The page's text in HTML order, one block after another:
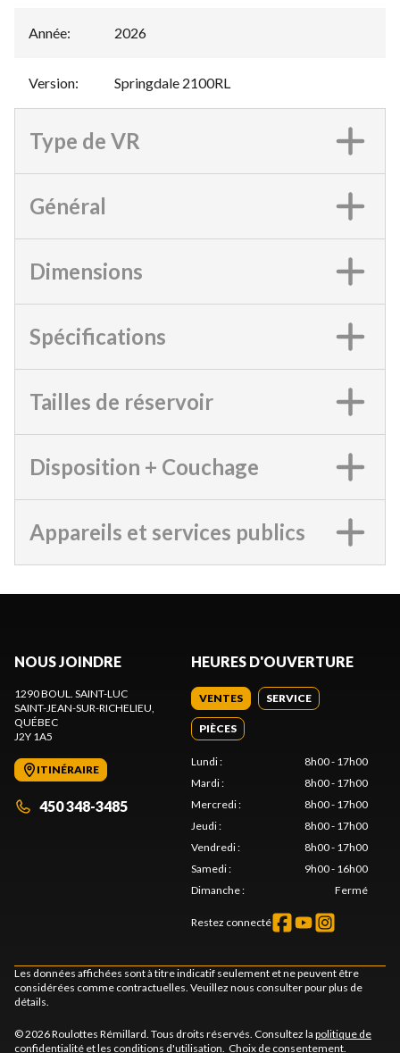
Année: 2026
Version: Springdale 2100RL
Type de VR
Général
Dimensions
Spécifications
Tailles de réservoir
Disposition + Couchage
Appareils et services publics
NOUS JOINDRE
1290 BOUL. SAINT-LUC
SAINT-JEAN-SUR-RICHELIEU
QUÉBEC
J2Y 1A5
ITINÉRAIRE
450 348-3485
HEURES D'OUVERTURE
VENTES SERVICE
PIÈCES
Lundi:
8h00 - 17h00
Mardi:
8h00 - 17h00
Mercredi:
8h00 - 17h00
Jeudi:
8h00 - 17h00
Vendredi:
8h00 - 17h00
Samedi:
9h00 - 16h00
Dimanche: Fermé
Restez connecté
Les données affichées sont à titre indicatif seulement et ne peuvent être
considérées comme contractuelles. Veuillez nous consulter pour plus de
détails.
© 2026 Roulottes Rémillard. Tous droits réservés. Consultez la politique de
confidentialité et les conditions d'utilisation Choix de consentement.